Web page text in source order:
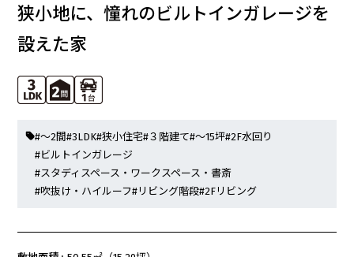
狭小地に、憧れのビルトインガレージを
設えた家
#～2間#3LDK#狭小住宅#３階建て#～15坪#2F水回り
#ビルトインガレージ
#スタディスペース・ワークスペース・書斎
#吹抜け・ハイルーフ#リビング階段#2Fリビング